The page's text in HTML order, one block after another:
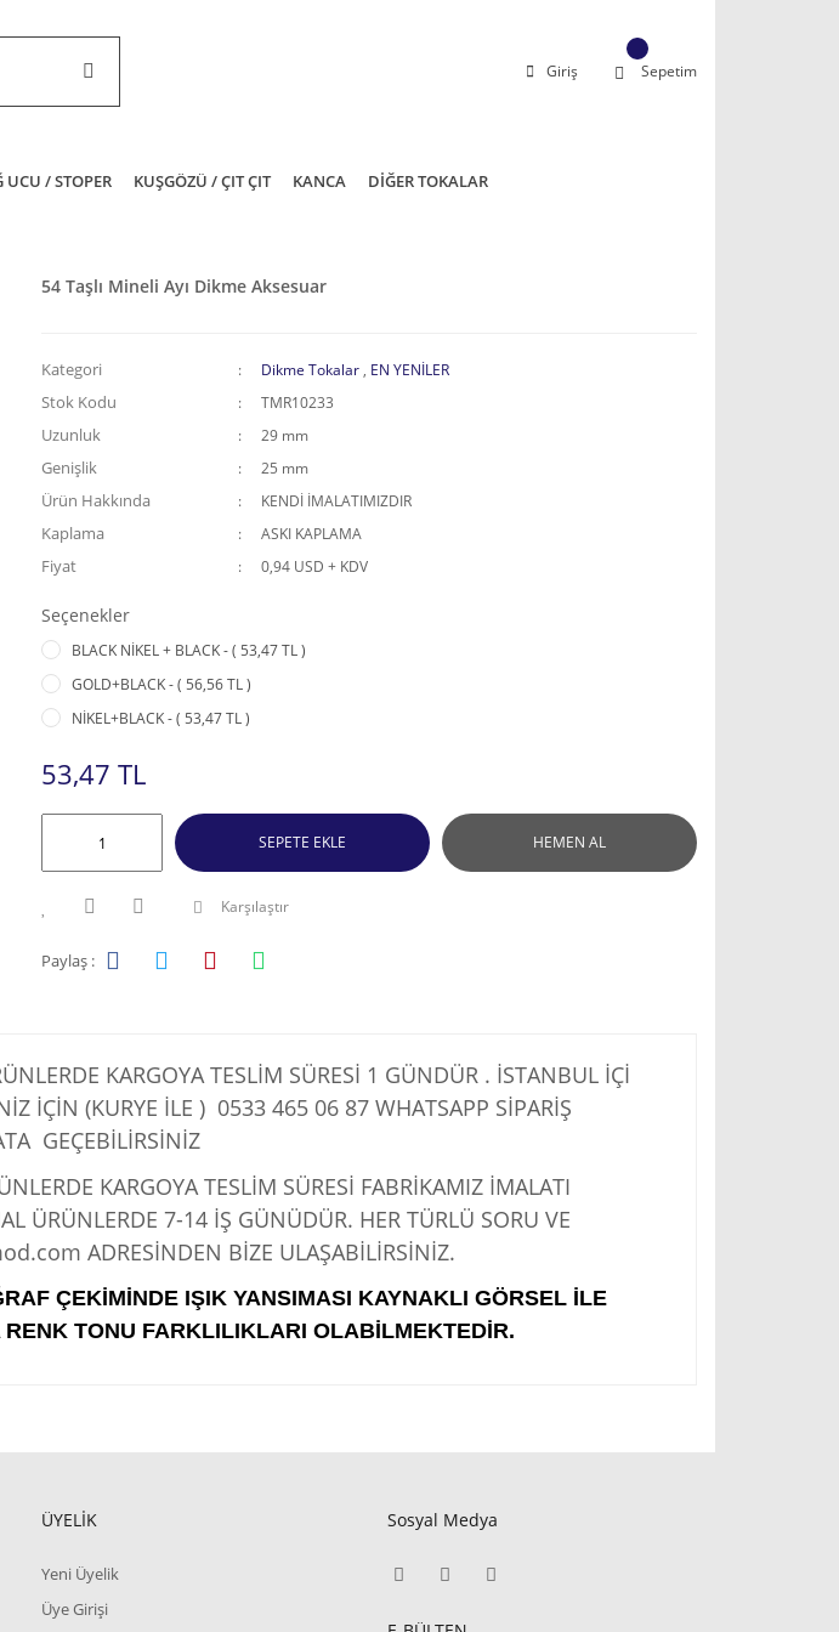
Giriş Sepetim
UCU / STOPER KUŞGÖZÜ / ÇIT ÇIT KANCA DİĞER TOKALAR
54 Taşlı Mineli Ayı Dikme Aksesuar
Kategori Dikme Tokalar , EN YENİLER
Stok Kodu TMR10233
Uzunluk 29 mm
Genişlik 25 mm
Ürün Hakkında KENDİ İMALATIMIZDIR
Kaplama ASKI KAPLAMA
Fiyat 0,94 USD + KDV
Seçenekler
BLACK NİKEL + BLACK - ( 53,47 TL )
GOLD+BLACK - ( 56,56 TL )
NİKEL+BLACK - ( 53,47 TL )
53,47 TL
SEPETE EKLE HEMEN AL
Karşılaştır
Paylaş :
KARGOYA TESLİM SÜRESİ 1 GÜNDÜR . İSTANBUL İÇİ
İÇİN (KURYE İLE ) 0533 465 06 87 WHATSAPP SİPARİŞ
GEÇEBİLİRSİNİZ
KARGOYA TESLİM SÜRESİ FABRİKAMIZ İMALATI
ÜRÜNLERDE 7-14 İŞ GÜNÜDÜR. HER TÜRLÜ SORU VE
ADRESİNDEN BİZE ULAŞABİLİRSİNİZ.
ÇEKİMİNDE IŞIK YANSIMASI KAYNAKLI GÖRSEL İLE
TONU FARKLILIKLARI OLABİLMEKTEDİR.
ÜYELİK
Yeni Üyelik
Üye Girişi
Sosyal Medya